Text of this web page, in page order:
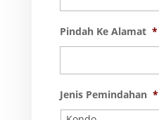
Pindah Ke Alamat *
Jenis Pemindahan *